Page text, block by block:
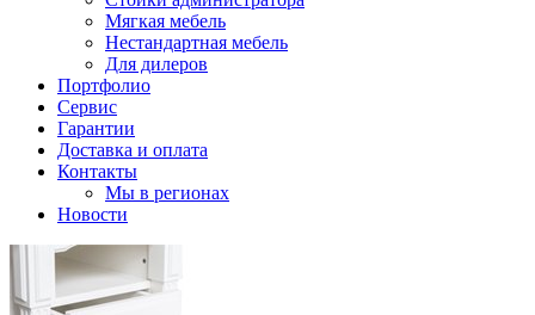
Мягкая мебель
Нестандартная мебель
Для дилеров
Портфолио
Сервис
Гарантии
Доставка и оплата
Контакты
Мы в регионах
Новости